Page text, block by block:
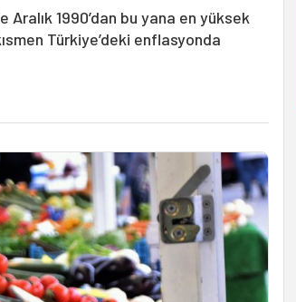
1990’dan bu yana en yüksek
Türkiye’deki enflasyonda